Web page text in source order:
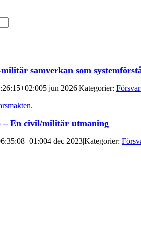
samverkan som
5 jun 2026|Kategorier:
– En civil/militär utmaning
4 dec 2023|Kategorier: